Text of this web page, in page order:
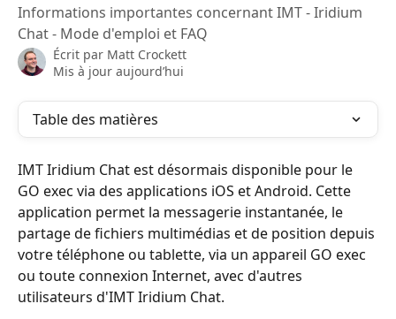
Informations importantes concernant IMT - Iridium
Chat - Mode d'emploi et FAQ
Écrit par Matt Crockett
Mis à jour aujourd’hui
Table des matières
IMT Iridium Chat est désormais disponible pour le
GO exec via des applications iOS et Android. Cette
application permet la messagerie instantanée, le
partage de fichiers multimédias et de position depuis
votre téléphone ou tablette, via un appareil GO exec
ou toute connexion Internet, avec d'autres
utilisateurs d'IMT Iridium Chat.